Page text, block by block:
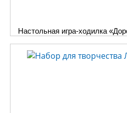
Настольная игра-ходилка